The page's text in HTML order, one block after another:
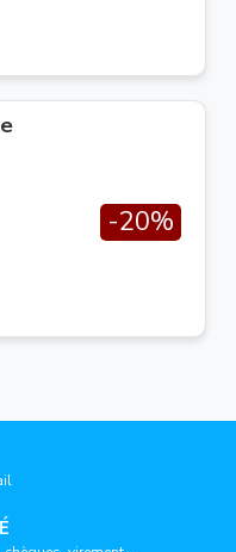
-20%